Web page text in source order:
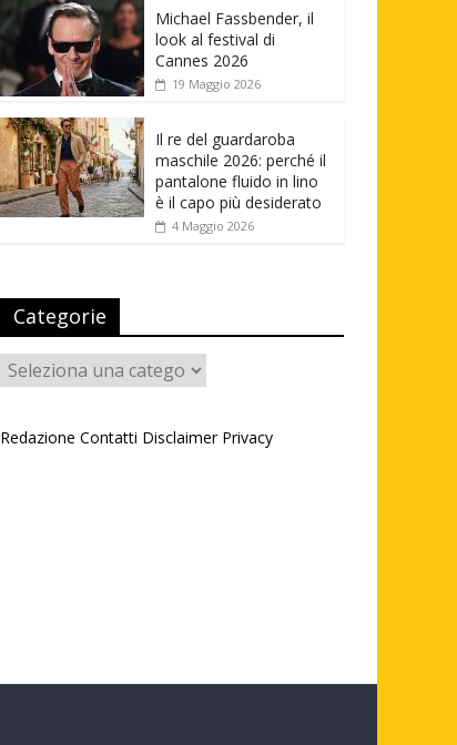
Michael Fassbender, il
look al festival di
Cannes 2026
19 Maggio 2026
Il re del guardaroba
maschile 2026: perché il
pantalone fluido in lino
è il capo più desiderato
4 Maggio 2026
Categorie
Categorie
Redazione Contatti Disclaimer Privacy